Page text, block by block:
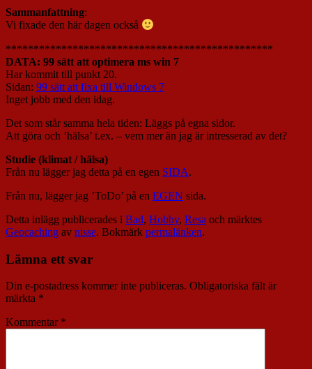
Sammanfattning:
Vi fixade den här dagen också
************************************************
DATA: 99 sätt att optimera ms win 7
Har kommit till punkt 20.
Sidan: 99 sätt att fixa till Windows 7
Inget jobb med den idag.
Det som står samma hela tiden: Läggs på egna sidor.
Att göra och ’hälsa’ t.ex. – vem mer än jag är intresserad av det?
Studie (klimat / hälsa)
Från nu lägger jag detta på en egen SIDA.
Från nu, lägger jag ’ToDo’ på en EGEN sida.
Detta inlägg publicerades i Bad, Hobby, Resa och märktes
Geocaching av nisse. Bokmärk permalänken.
Lämna ett svar
Din e-postadress kommer inte publiceras. Obligatoriska fält är
märkta *
Kommentar *